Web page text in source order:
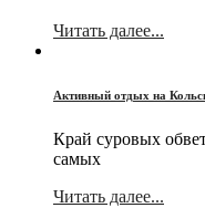
Читать далее...
Активный отдых на
Край суровых
самых
Читать далее...